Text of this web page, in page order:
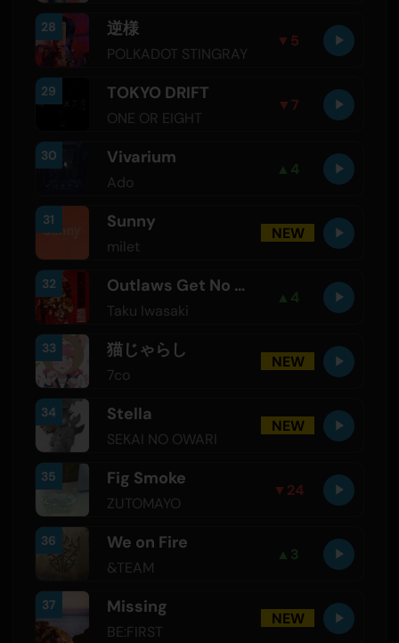
28 逆様
POLKADOT STINGRAY
▼ 5
29 TOKYO DRIFT
ONE OR EIGHT
▼ 7
30 Vivarium
Ado
▲ 4
31 Sunny
milet
NEW
32 Outlaws Get No Entry
Taku Iwasaki
▲ 4
33 猫じゃらし
7co
NEW
34 Stella
SEKAI NO OWARI
NEW
35 Fig Smoke
ZUTOMAYO
▼ 24
36 We on Fire
&TEAM
▲ 3
37 Missing
BE:FIRST
NEW